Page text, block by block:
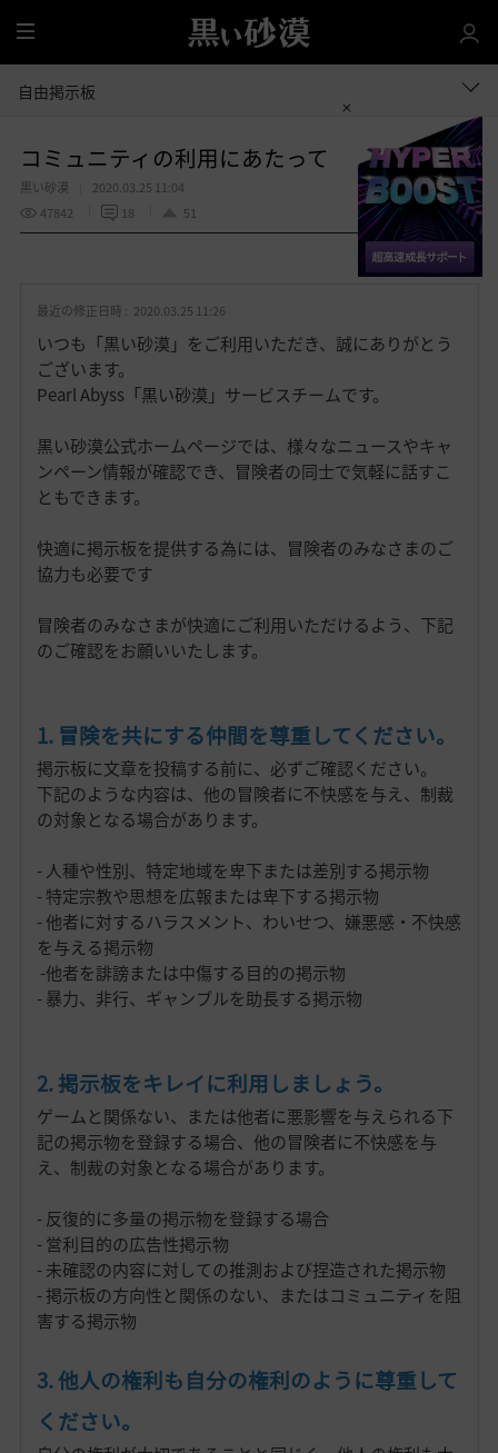
全
体
自由掲示板
コミュニティの利用にあたって
黒い砂漠
2020.03.25 11:04
47842
18 51
お
入
共有する
最近の修正日時 : 2020.03.25 11:26
いつも「黒い砂漠」をご利用いただき、誠にありがとう
ございます。
Pearl Abyss「黒い砂漠」サービスチームです。
黒い砂漠公式ホームページでは、様々なニュースやキャ
ンペーン情報が確認でき、冒険者の同士で気軽に話すこ
ともできます。
快適に掲示板を提供する為には、冒険者のみなさまのご
協力も必要です
冒険者のみなさまが快適にご利用いただけるよう、下記
のご確認をお願いいたします。
1. 冒険を共にする仲間を尊重してください。
掲示板に文章を投稿する前に、必ずご確認ください。
下記のような内容は、他の冒険者に不快感を与え、制裁
の対象となる場合があります。
- 人種や性別、特定地域を卑下または差別する掲示物
- 特定宗教や思想を広報または卑下する掲示物
- 他者に対するハラスメント、わいせつ、嫌悪感・不快感
を与える掲示物
-他者を誹謗または中傷する目的の掲示物
- 暴力、非行、ギャンブルを助長する掲示物
2. 掲示板をキレイに利用しましょう。
ゲームと関係ない、または他者に悪影響を与えられる下
記の掲示物を登録する場合、他の冒険者に不快感を与
え、制裁の対象となる場合があります。
- 反復的に多量の掲示物を登録する場合
- 営利目的の広告性掲示物
- 未確認の内容に対しての推測および捏造された掲示物
- 掲示板の方向性と関係のない、またはコミュニティを阻
害する掲示物
3. 他人の権利も自分の権利のように尊重して
ください。